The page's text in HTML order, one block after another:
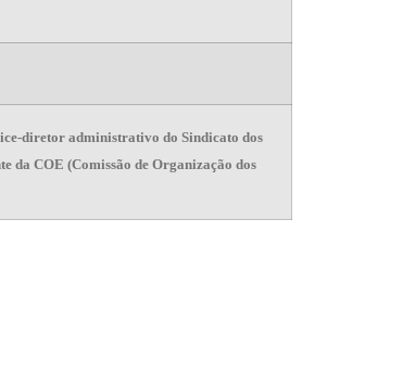
diretor administrativo do Sindicato dos
da COE (Comissão de Organização dos